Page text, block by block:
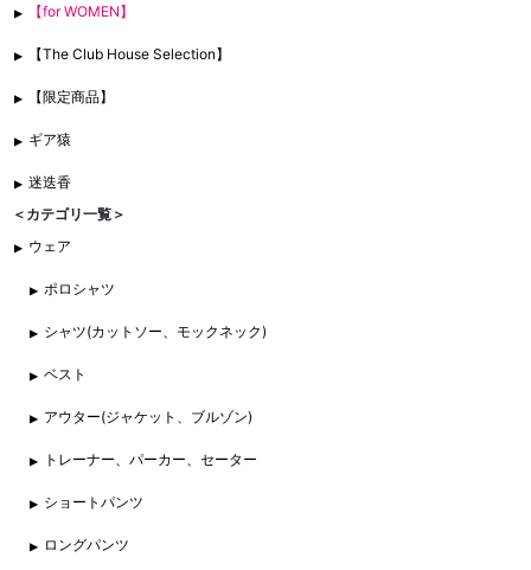
【for WOMEN】
【The Club House Selection】
【限定商品】
ギア猿
迷迭香
＜カテゴリ一覧＞
ウェア
ポロシャツ
シャツ(カットソー、モックネック)
ベスト
アウター(ジャケット、ブルゾン)
トレーナー、パーカー、セーター
ショートパンツ
ロングパンツ